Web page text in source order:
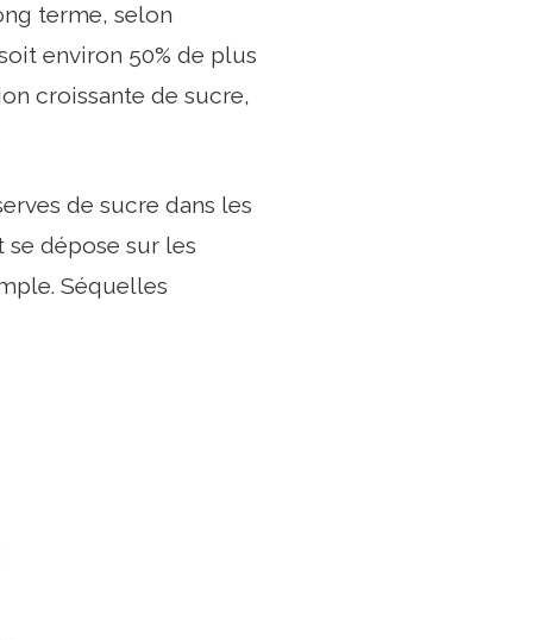
terme, selon
environ 50% de plus
croissante de sucre,
de sucre dans les
dépose sur les
Séquelles